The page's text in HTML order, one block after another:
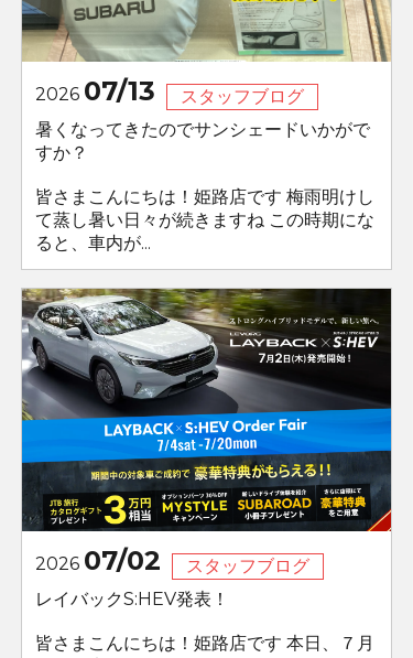
2026 07/13
スタッフブログ
暑くなってきたのでサンシェードいかがで
すか？
皆さまこんにちは！姫路店です 梅雨明けし
て蒸し暑い日々が続きますね この時期にな
ると、車内が...
2026 07/02
スタッフブログ
レイバックS:HEV発表！
皆さまこんにちは！姫路店です 本日、７月